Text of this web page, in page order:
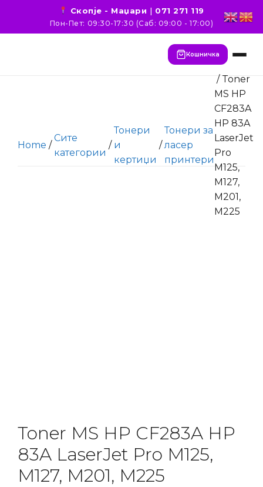
Скопје - Маџари | 071 271 119
Пон-Пет: 09:30-17:30 (Саб: 09:00 - 17:00)
Кошничка
Home /
Сите
категории
/
Тонери
и
кертиџи
/
Тонери за
ласер
принтери
/ Toner
MS HP
CF283A
HP 83A
LaserJet
Pro
M125,
M127,
M201,
M225
Toner MS HP CF283A HP
83A LaserJet Pro M125,
M127, M201, M225